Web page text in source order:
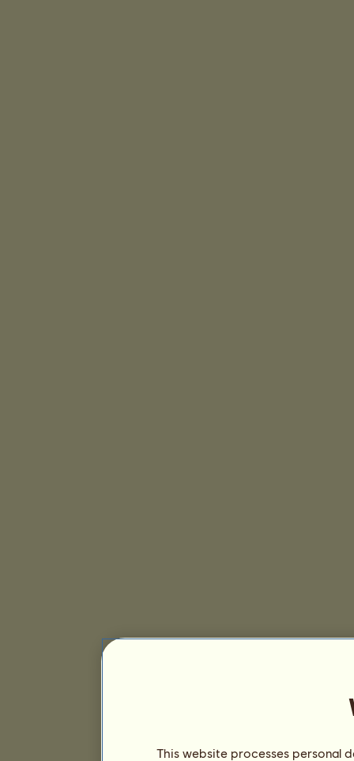
This website processes personal